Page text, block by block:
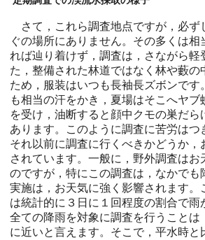
さて，これら調査地点ですが，必ず
ぐの場所にありません。その多くは相
れば辿り着けず，調査は，さながら軽
た，整備された林道ではなく林や藪の
ため，服装はいつも長袖長ズボンです
も相当の汗をかき，夏場はそこへヤブ
を受け，油断すると顔中クモの巣だら
あります。このように調査に苦労はつ
それ以前に調査に行くべきかどうか，
されています。一般に，野外調査はお
のですが，特にこの調査は，なかでも
実施は，お天気に強く影響されます。
は統計的に３日に１回程度の割合で雨
全ての降雨を対象に調査を行うことは
に近いと言えます。そこで，平水時と